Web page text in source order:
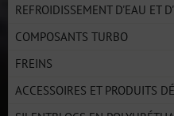
REFROIDISSEMENT D'EAU ET
COMPOSANTS TURBO
FREINS
ACCESSOIRES ET PRODUITS